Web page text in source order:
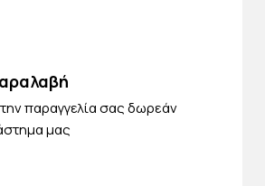
παραγγελία σας δωρεάν
μας